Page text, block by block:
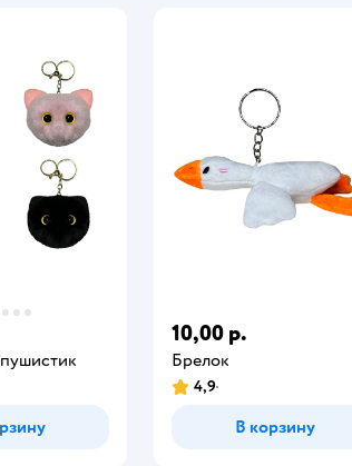
10,00 р.
Брелок
4,9
В корзину